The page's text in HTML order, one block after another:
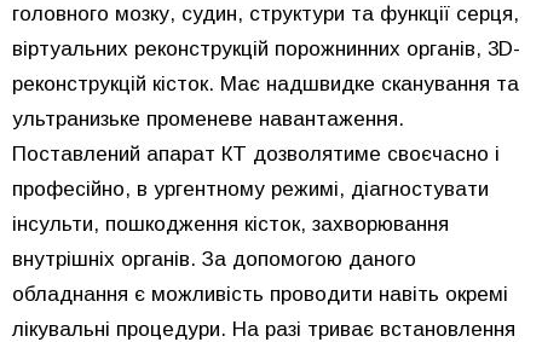
головного мозку, судин, структури та функції серця,
віртуальних реконструкцій порожнинних органів, 3D-
реконструкцій кісток. Має надшвидке сканування та
ультранизьке променеве навантаження.
Поставлений апарат КТ дозволятиме своєчасно і
професійно, в ургентному режимі, діагностувати
інсульти, пошкодження кісток, захворювання
внутрішніх органів. За допомогою даного
обладнання є можливість проводити навіть окремі
лікувальні процедури. На разі триває встановлення